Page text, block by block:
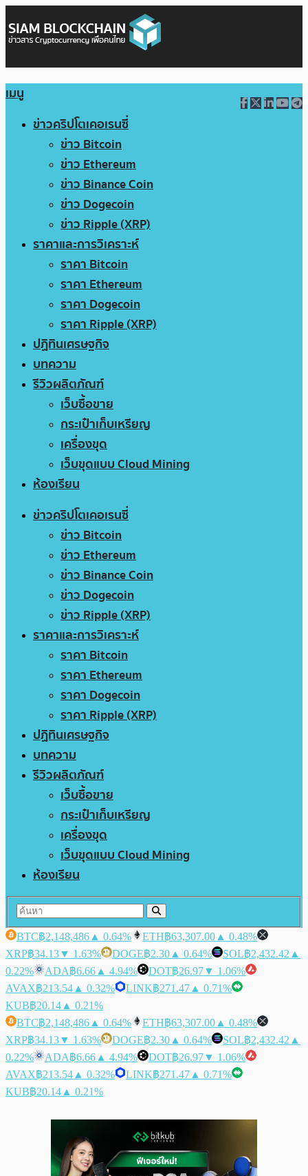
เมนู
ข่าวคริปโตเคอเรนซี่
ข่าว Bitcoin
ข่าว Ethereum
ข่าว Binance Coin
ข่าว Dogecoin
ข่าว Ripple (XRP)
ราคาและการวิเคราะห์
ราคา Bitcoin
ราคา Ethereum
ราคา Dogecoin
ราคา Ripple (XRP)
ปฏิทินเศรษฐกิจ
บทความ
รีวิวผลิตภัณฑ์
เว็บซื้อขาย
กระเป๋าเก็บเหรียญ
เครื่องขุด
เว็บขุดแบบ Cloud Mining
ห้องเรียน
ข่าวคริปโตเคอเรนซี่
ข่าว Bitcoin
ข่าว Ethereum
ข่าว Binance Coin
ข่าว Dogecoin
ข่าว Ripple (XRP)
ราคาและการวิเคราะห์
ราคา Bitcoin
ราคา Ethereum
ราคา Dogecoin
ราคา Ripple (XRP)
ปฏิทินเศรษฐกิจ
บทความ
รีวิวผลิตภัณฑ์
เว็บซื้อขาย
กระเป๋าเก็บเหรียญ
เครื่องขุด
เว็บขุดแบบ Cloud Mining
ห้องเรียน
BTC฿2,148,486 ▲ 0.64% ETH฿63,307.00 ▲ 0.48%
XRP฿34.13▼ 1.63% DOGE฿2.30 ▲ 0.64% SOL฿2,432.42 ▲
0.22%
ADA฿6.66 ▲ 4.94% DOT฿26.97▼ 1.06%
AVAX฿213.54 ▲ 0.32% LINK฿271.47 ▲ 0.71%
KUB฿20.14 ▲ 0.21%
BTC฿2,148,486 ▲ 0.64% ETH฿63,307.00 ▲ 0.48%
XRP฿34.13▼ 1.63% DOGE฿2.30 ▲ 0.64% SOL฿2,432.42 ▲
0.22%
ADA฿6.66 ▲ 4.94% DOT฿26.97▼ 1.06%
AVAX฿213.54 ▲ 0.32% LINK฿271.47 ▲ 0.71%
KUB฿20.14 ▲ 0.21%